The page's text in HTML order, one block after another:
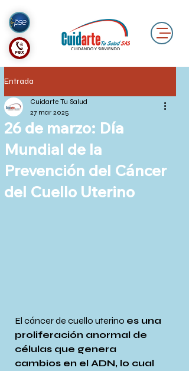
Entrada
26 de marzo: Día
Mundial de la
Prevención del Cáncer
del Cuello Uterino
Cuidarte Tu Salud
27 mar 2025
El cáncer de cuello uterino es una
proliferación anormal de
células que genera
cambios en el ADN, lo cual